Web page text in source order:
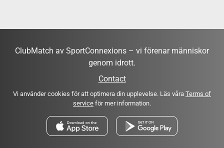
ClubMatch av SportConnexions – vi förenar människor
genom idrott.
Contact
Vi använder cookies för att optimera din upplevelse. Läs våra Terms of
service för mer information.